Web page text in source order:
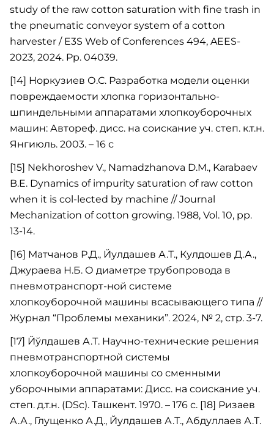
study of the raw cotton saturation with fine trash in
the pneumatic conveyor system of a cotton
harvester / E3S Web of Conferences 494, AEES-
2023, 2024. Pp. 04039.
[14] Норкузиев О.С. Разработка модели оценки
повреждаемости хлопка горизонтально-
шпиндельными аппаратами хлопкоуборочных
машин: Автореф. дисс. на соискание уч. степ. к.т.н.
Янгиюль. 2003. – 16 с
[15] Nekhoroshev V., Namadzhanova D.M., Karabaev
B.E. Dynamics of impurity saturation of raw cotton
when it is col-lected by machine // Journal
Mechanization of cotton growing. 1988, Vol. 10, pp.
13-14.
[16] Матчанов Р.Д., Йулдашев А.Т., Кулдошев Д.А.,
Джураева Н.Б. О диаметре трубопровода в
пневмотранспорт-ной системе
хлопкоуборочной машины всасывающего типа //
Журнал “Проблемы механики”. 2024, № 2, стр. 3-7.
[17] Йўлдашев А.Т. Научно-технические решения
пневмотранспортной системы
хлопкоуборочной машины со сменными
уборочными аппаратами: Дисс. на соискание уч.
степ. д.т.н. (DSc). Ташкент. 1970. – 176 с. [18] Ризаев
А.А., Глущенко А.Д., Йулдашев А.Т., Абдуллаев А.Т.